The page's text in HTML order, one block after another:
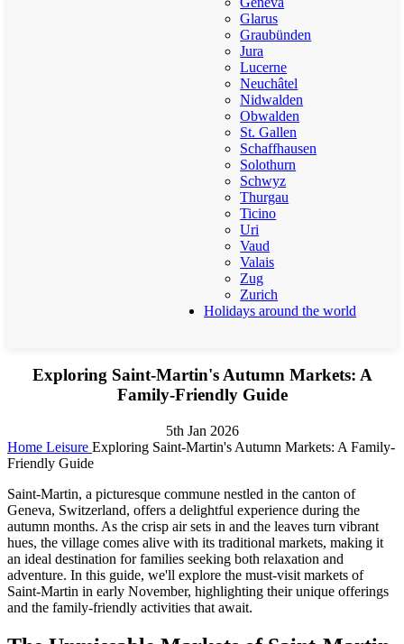
Glarus
Graubünden
Jura
Lucerne
Neuchâtel
Nidwalden
Obwalden
St. Gallen
Schaffhausen
Solothurn
Schwyz
Thurgau
Ticino
Uri
Vaud
Valais
Zug
Zurich
Holidays around the world
Exploring Saint-Martin's Autumn Markets: A
Family-Friendly Guide
5th Jan 2026
Home Leisure Exploring Saint-Martin's Autumn Markets: A Family-
Friendly Guide
Saint-Martin, a picturesque commune nestled in the canton of
Geneva, Switzerland, offers a delightful experience during the
autumn months. As the crisp air sets in and the leaves turn vibrant
hues, the village comes alive with its traditional markets, making it
an ideal destination for families seeking both relaxation and
adventure. In this guide, we'll explore the must-visit markets of
Saint-Martin in early November, highlighting their unique offerings
and the family-friendly activities that await.